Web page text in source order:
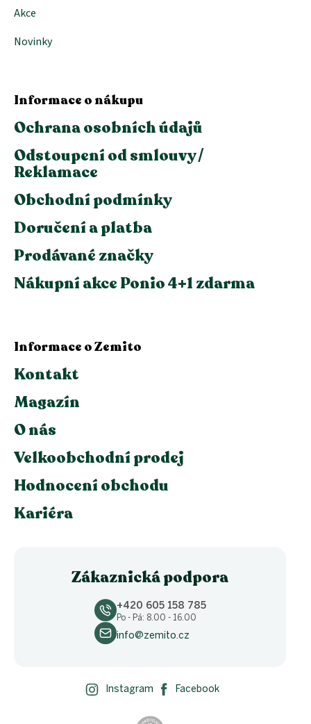
Akce
Novinky
Informace o nákupu
Ochrana osobních údajů
Odstoupení od smlouvy /
Reklamace
Obchodní podmínky
Doručení a platba
Prodávané značky
Nákupní akce Ponio 4+1 zdarma
Informace o Zemito
Kontakt
Magazín
O nás
Velkoobchodní prodej
Hodnocení obchodu
Kariéra
Zákaznická podpora
+420 605 158 785
Po - Pá: 8.00 - 16.00
info@zemito.cz
Instagram Facebook